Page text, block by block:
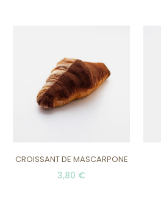
CROISSANT DE MASCARPONE
3,80 €